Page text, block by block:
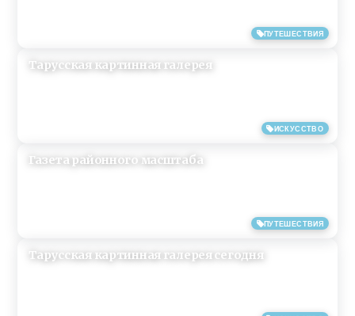
ПУТЕШЕСТВИЯ
ИСКУССТВО
Тарусская картинная галерея
ПУТЕШЕСТВИЯ
Газета районного масштаба
Тарусская картинная галерея сегодня